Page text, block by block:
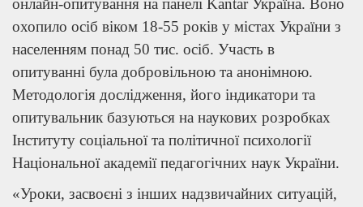
онлайн-опитування на панелі Kantar Україна. Воно
охопило осіб віком 18-55 років у містах України з
населенням понад 50 тис. осіб. Участь в
опитуванні була добровільною та анонімною.
Методологія дослідження, його індикатори та
опитувальник базуються на наукових розробках
Інституту соціальної та політичної психології
Національної академії педагогічних наук України.
«Уроки, засвоєні з інших надзвичайних ситуацій,